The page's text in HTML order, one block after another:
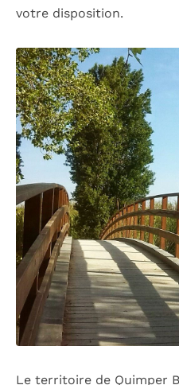
votre disposition.
Le territoire de Quimper